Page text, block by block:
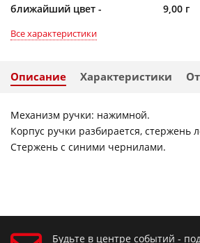
ближайший цвет - 9,00 г
Все характеристики
Описание Характеристики
Механизм ручки: нажимной.
Корпус ручки разбирается, стержень
Стержень с синими чернилами.
Будьте в центре событий -